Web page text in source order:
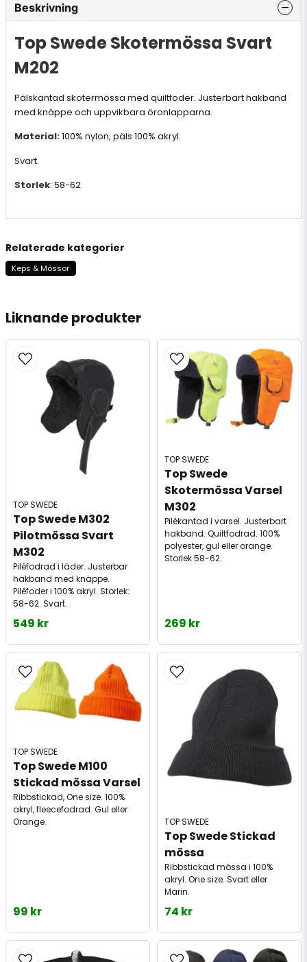
Liknande produkter
TOP SWEDE
Top Swede M302
Pilotmössa Svart
M302
Piléfodrad i läder. Justerbar
hakband med knäppe.
Piléfoder i 100% akryl. Storlek:
58-62. Svart.
549 kr
TOP SWEDE
Top Swede
Skotermössa Varsel
M302
Pilékantad i varsel. Justerbart
hakband. Quiltfodrad. 100%
polyester, gul eller orange.
Storlek 58-62.
269 kr
TOP SWEDE
Top Swede M100
Stickad mössa Varsel
Ribbstickad, One size. 100%
akryl, fleecefodrad. Gul eller
Orange.
99 kr
TOP SWEDE
Top Swede Stickad
mössa
Ribbstickad mössa i 100%
akryl. One size. Svart eller
Marin.
74 kr
Beskrivning
Top Swede Skotermössa Svart
M202
Pälskantad skotermössa med quiltfoder. Justerbart hakband
med knäppe och uppvikbara öronlapparna.
Material:100% nylon, päls 100% akryl.
Svart.
Storlek: 58-62
Relaterade kategorier
Keps & Mössor